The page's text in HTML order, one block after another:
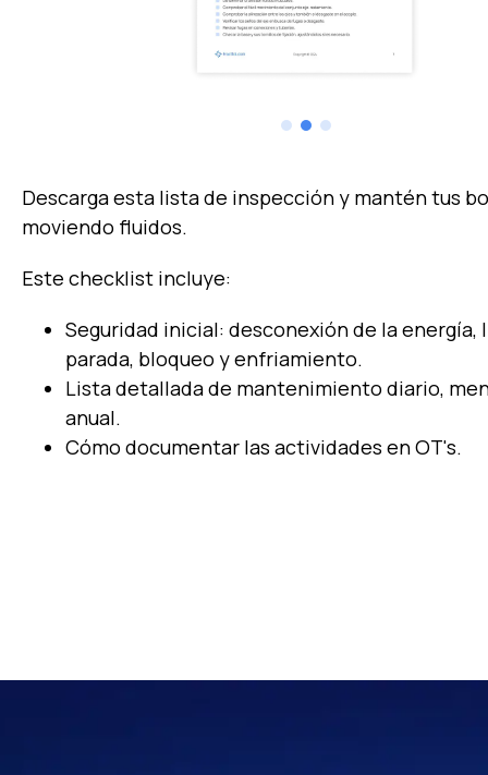
Descarga esta lista de inspección y mantén tus
moviendo fluidos.
Este checklist incluye:
Seguridad inicial: desconexión de la energía,
parada, bloqueo y enfriamiento.
Lista detallada de mantenimiento diario,
anual.
Cómo documentar las actividades en OT's.